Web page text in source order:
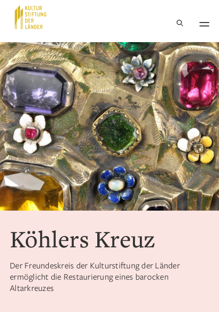
Hauptnavigation
Köhlers Kreuz
Der Freundeskreis der Kulturstiftung der Länder
ermöglicht die Restaurierung eines barocken
Altarkreuzes